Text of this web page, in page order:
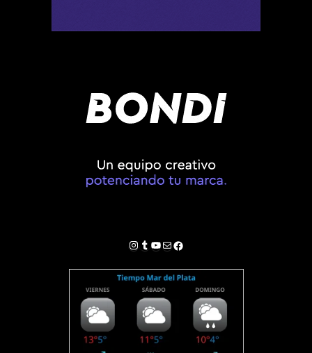
Instagram
Tumblr
YouTube
Correo electrónico
Facebook